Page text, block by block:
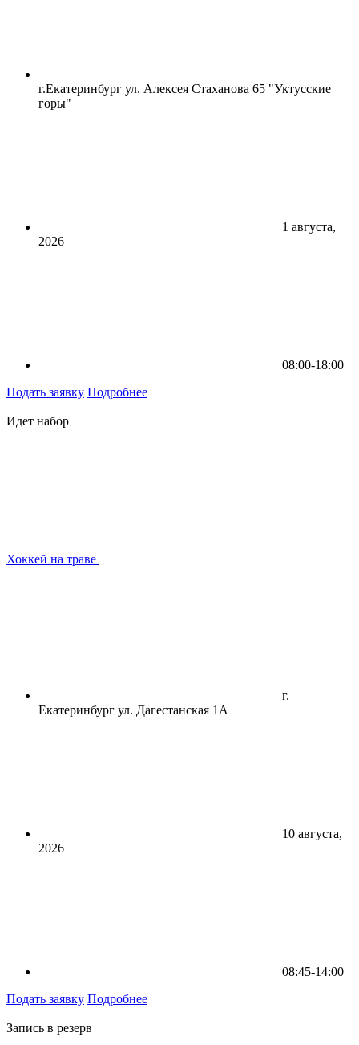
г.Екатеринбург ул. Алексея Стаханова 65 "Уктусские
горы"
1 августа,
2026
08:00-18:00
Подать заявку Подробнее
Идет набор
Хоккей на траве
г.
Екатеринбург ул. Дагестанская 1А
10 августа,
2026
08:45-14:00
Подать заявку Подробнее
Запись в резерв